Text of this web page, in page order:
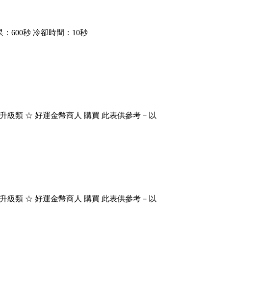
600秒 冷卻時間：10秒
級類 ☆ 好運金幣商人 購買 此表供參考－以
級類 ☆ 好運金幣商人 購買 此表供參考－以